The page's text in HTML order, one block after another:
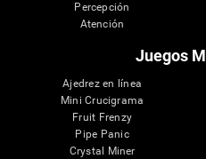
Percepción
Atención
Juegos
Ajedrez en línea
Mini Crucigrama
Fruit Frenzy
Pipe Panic
Crystal Miner